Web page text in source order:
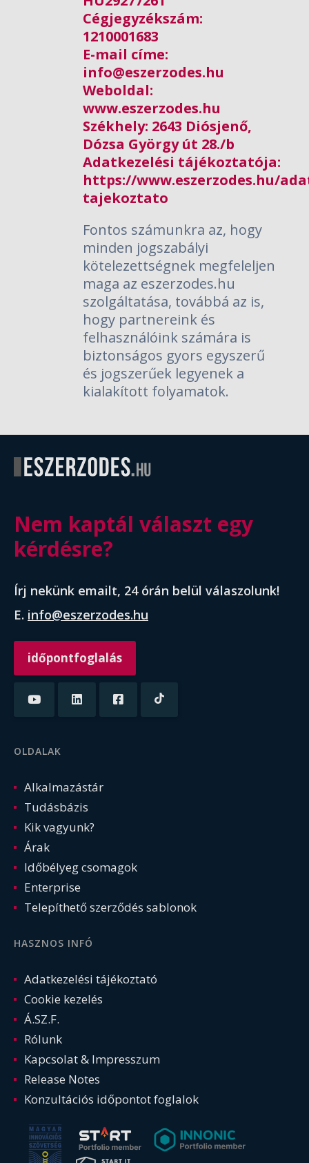
Cégjegyzékszám:
1210001683
E-mail címe:
info@eszerzodes.hu
Weboldal:
www.eszerzodes.hu
Székhely: 2643 Diósjenő,
Dózsa György út 28./b
Adatkezelési tájékoztatója:
https://www.eszerzodes.hu/
tajekoztato
Fontos számunkra az, hogy
minden jogszabályi
kötelezettségnek megfeleljen
maga az eszerzodes.hu
szolgáltatása, továbbá az is,
hogy partnereink és
felhasználóink számára is
biztonságos gyors egyszerű
és jogszerűek legyenek a
kialakított folyamatok.
Nem kaptál választ egy
kérdésre?
Írj nekünk emailt, 24 órán belül válaszolunk!
E. info@eszerzodes.hu
időpontfoglalás
OLDALAK
Alkalmazástár
Tudásbázis
Kik vagyunk?
Árak
Időbélyeg csomagok
Enterprise
Telepíthető szerződés sablonok
HASZNOS INFÓ
Adatkezelési tájékoztató
Cookie kezelés
Á.SZ.F.
Rólunk
Kapcsolat & Impresszum
Release Notes
Konzultációs időpontot foglalok